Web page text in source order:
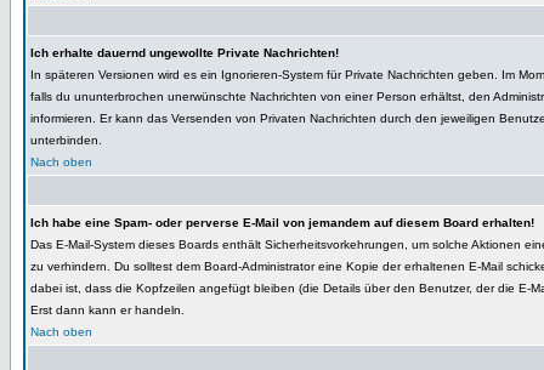
Ich erhalte dauernd ungewollte Private Nachrichten!
In späteren Versionen wird es ein Ignorieren-System für Private Nachrichten geben. Im
falls du ununterbrochen unerwünschte Nachrichten von einer Person erhältst, den
informieren. Er kann das Versenden von Privaten Nachrichten durch den jeweiligen
unterbinden.
Nach oben
Ich habe eine Spam- oder perverse E-Mail von jemandem auf diesem Board erhalten!
Das E-Mail-System dieses Boards enthält Sicherheitsvorkehrungen, um solche Aktionen
zu verhindern. Du solltest dem Board-Administrator eine Kopie der erhaltenen E-Mail
dabei ist, dass die Kopfzeilen angefügt bleiben (die Details über den Benutzer, der die E-
Erst dann kann er handeln.
Nach oben